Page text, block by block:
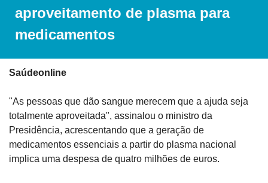
aproveitamento de plasma para
medicamentos
Saúdeonline
"As pessoas que dão sangue merecem que a ajuda seja
totalmente aproveitada", assinalou o ministro da
Presidência, acrescentando que a geração de
medicamentos essenciais a partir do plasma nacional
implica uma despesa de quatro milhões de euros.